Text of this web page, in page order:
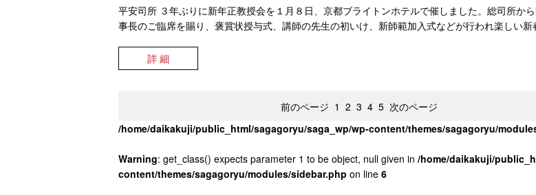
平安司所 ３年ぶりに新年正教授会を１月８日、京都ブライトンホテルで催しました。総司所か
事長のご臨席を賜り、褒賞状授与式、講師の先生の初いけ、新師範加入式などが行われ楽しい新
詳 細
前のページ 1 2 3 4 5 次のページ
/home/daikakuji/public_html/sagagoryu/saga_wp/wp-content/themes/sagagoryu/
Warning: get_class() expects parameter 1 to be object, null given in /home/daikakuji/
content/themes/sagagoryu/modules/sidebar.php on line 6